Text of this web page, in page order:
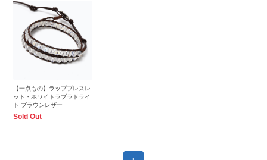
【一点もの】ラップブレスレ
ット・ホワイトラブラドライ
ト ブラウンレザー
Sold Out